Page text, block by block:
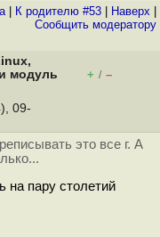
| К родителю #53 Наверх
Cообщить модератору
модуль
+ / –
09-
это все г. А
на пару столетий